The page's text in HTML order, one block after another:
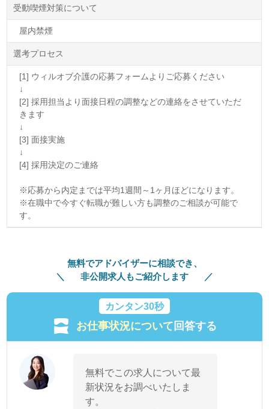
受動喫煙対策について
屋内禁煙
選考プロセス
[1] ウィルオブ介護の応募フォームよりご応募ください
↓
[2] 採用担当より面接日程の調整などの連絡をさせていただ
きます
↓
[3] 面接実施
↓
[4] 採用決定のご連絡
※応募から内定までは平均1週間～1ヶ月ほどになります。
※在職中で今すぐ転職が難しい方も調整のご相談が可能で
す。
無料でアドバイザーに相談でき、
非公開求人もご紹介します
カンタン30秒
お仕事状況について回答する
無料でこの求人について最
新状況をお調べいたしま
す。